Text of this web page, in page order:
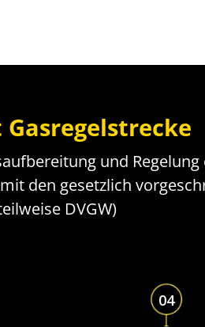
und
den gesetzlich
DVGW)
04